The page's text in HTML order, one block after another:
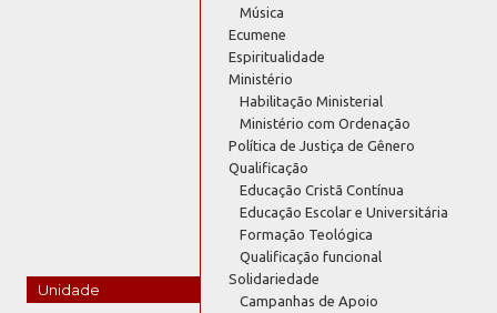
Unidade
Música
Ecumene
Espiritualidade
Ministério
Habilitação Ministerial
Ministério com Ordenação
Política de Justiça de Gênero
Qualificação
Educação Cristã Contínua
Educação Escolar e Universitária
Formação Teológica
Qualificação funcional
Solidariedade
Campanhas de Apoio